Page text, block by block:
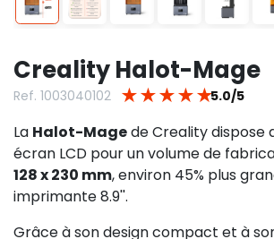
Creality Halot-Mage
Ref. 1003040102 ★ ★ ★ ★ ★5.0/5
La Halot-Magede Creality dispose
écran LCD pour un volume de
128 x 230 mm, environ 45% plus
imprimante 8.9''.
Grâce à son design compact et à